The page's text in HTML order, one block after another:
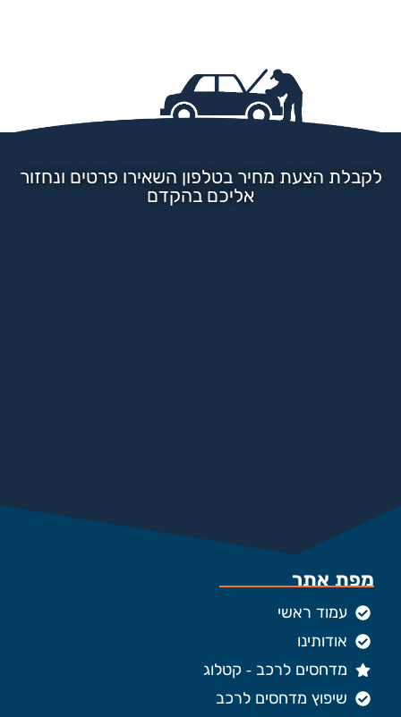
לקבלת הצעת מחיר בטלפון השאירו פרטים ונחזור
אליכם בהקדם
מפת אתר
עמוד ראשי
אודותינו
מדחסים לרכב - קטלוג
שיפוץ מדחסים לרכב